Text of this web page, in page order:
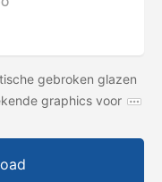
gebroken glazen
graphics voor